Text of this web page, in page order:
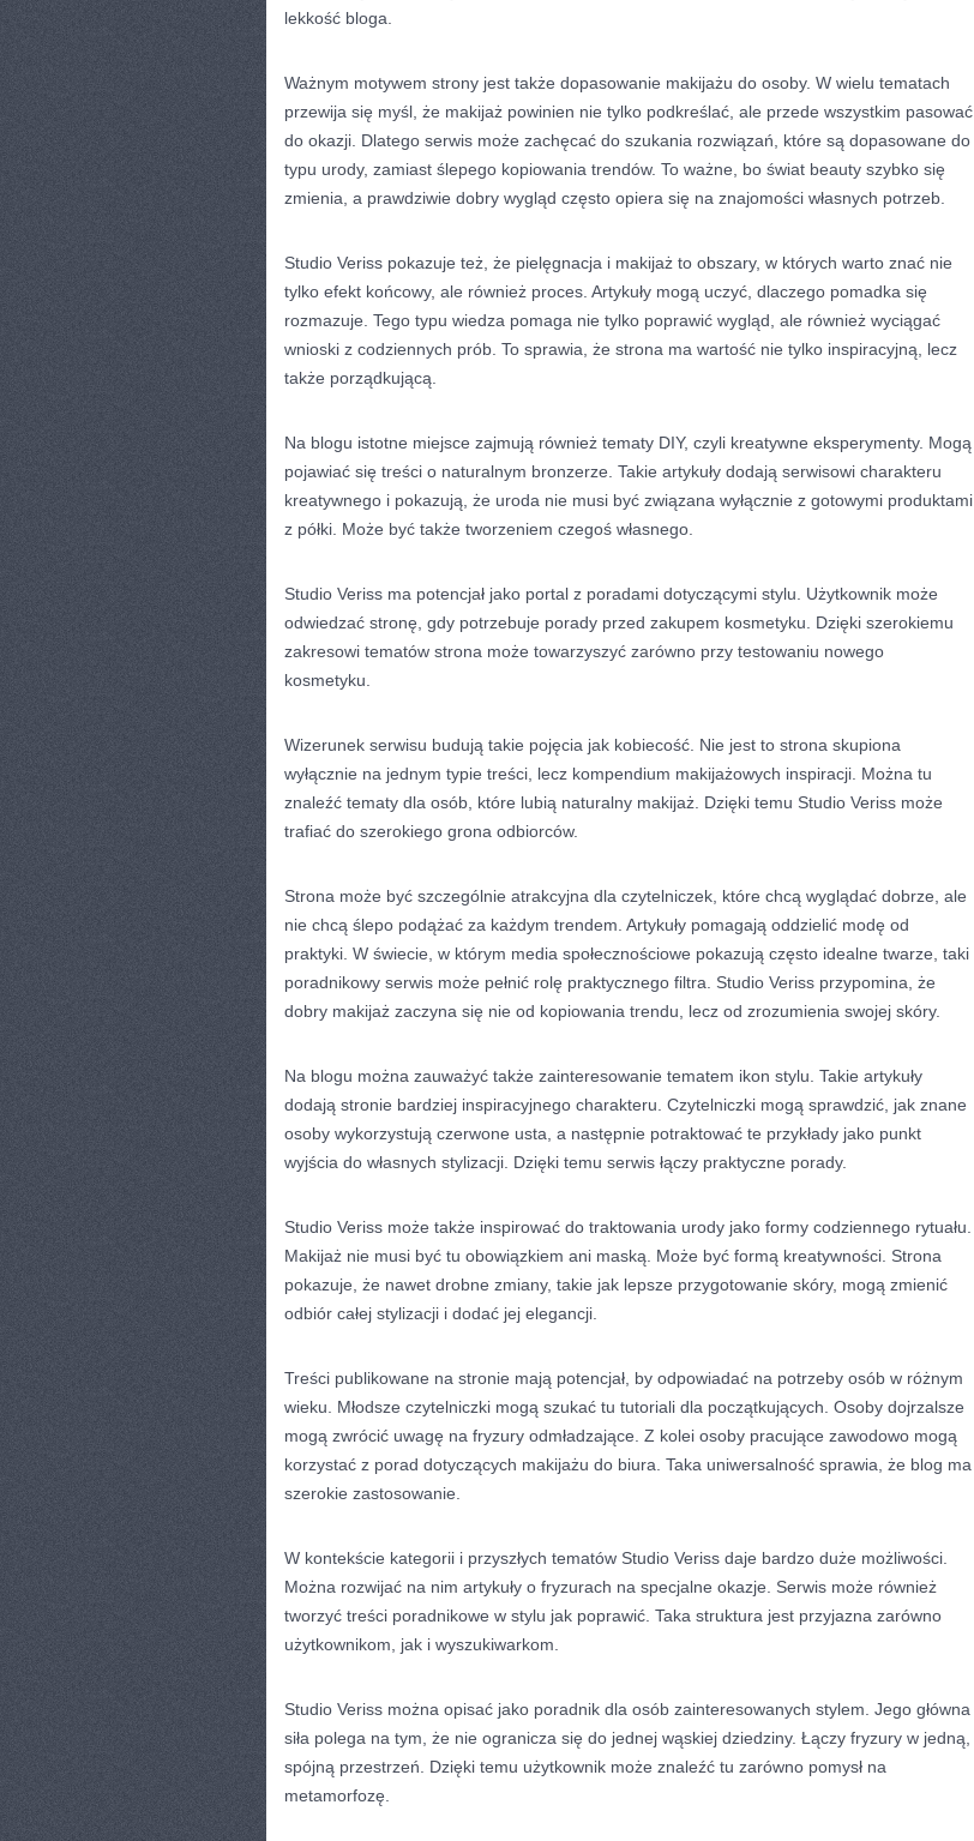
lekkość bloga.
Ważnym motywem strony jest także dopasowanie makijażu do osoby. W wielu tematach
przewija się myśl, że makijaż powinien nie tylko podkreślać, ale przede wszystkim pasować
do okazji. Dlatego serwis może zachęcać do szukania rozwiązań, które są dopasowane do
typu urody, zamiast ślepego kopiowania trendów. To ważne, bo świat beauty szybko się
zmienia, a prawdziwie dobry wygląd często opiera się na znajomości własnych potrzeb.
Studio Veriss pokazuje też, że pielęgnacja i makijaż to obszary, w których warto znać nie
tylko efekt końcowy, ale również proces. Artykuły mogą uczyć, dlaczego pomadka się
rozmazuje. Tego typu wiedza pomaga nie tylko poprawić wygląd, ale również wyciągać
wnioski z codziennych prób. To sprawia, że strona ma wartość nie tylko inspiracyjną, lecz
także porządkującą.
Na blogu istotne miejsce zajmują również tematy DIY, czyli kreatywne eksperymenty. Mogą
pojawiać się treści o naturalnym bronzerze. Takie artykuły dodają serwisowi charakteru
kreatywnego i pokazują, że uroda nie musi być związana wyłącznie z gotowymi produktami
z półki. Może być także tworzeniem czegoś własnego.
Studio Veriss ma potencjał jako portal z poradami dotyczącymi stylu. Użytkownik może
odwiedzać stronę, gdy potrzebuje porady przed zakupem kosmetyku. Dzięki szerokiemu
zakresowi tematów strona może towarzyszyć zarówno przy testowaniu nowego
kosmetyku.
Wizerunek serwisu budują takie pojęcia jak kobiecość. Nie jest to strona skupiona
wyłącznie na jednym typie treści, lecz kompendium makijażowych inspiracji. Można tu
znaleźć tematy dla osób, które lubią naturalny makijaż. Dzięki temu Studio Veriss może
trafiać do szerokiego grona odbiorców.
Strona może być szczególnie atrakcyjna dla czytelniczek, które chcą wyglądać dobrze, ale
nie chcą ślepo podążać za każdym trendem. Artykuły pomagają oddzielić modę od
praktyki. W świecie, w którym media społecznościowe pokazują często idealne twarze, taki
poradnikowy serwis może pełnić rolę praktycznego filtra. Studio Veriss przypomina, że
dobry makijaż zaczyna się nie od kopiowania trendu, lecz od zrozumienia swojej skóry.
Na blogu można zauważyć także zainteresowanie tematem ikon stylu. Takie artykuły
dodają stronie bardziej inspiracyjnego charakteru. Czytelniczki mogą sprawdzić, jak znane
osoby wykorzystują czerwone usta, a następnie potraktować te przykłady jako punkt
wyjścia do własnych stylizacji. Dzięki temu serwis łączy praktyczne porady.
Studio Veriss może także inspirować do traktowania urody jako formy codziennego rytuału.
Makijaż nie musi być tu obowiązkiem ani maską. Może być formą kreatywności. Strona
pokazuje, że nawet drobne zmiany, takie jak lepsze przygotowanie skóry, mogą zmienić
odbiór całej stylizacji i dodać jej elegancji.
Treści publikowane na stronie mają potencjał, by odpowiadać na potrzeby osób w różnym
wieku. Młodsze czytelniczki mogą szukać tu tutoriali dla początkujących. Osoby dojrzalsze
mogą zwrócić uwagę na fryzury odmładzające. Z kolei osoby pracujące zawodowo mogą
korzystać z porad dotyczących makijażu do biura. Taka uniwersalność sprawia, że blog ma
szerokie zastosowanie.
W kontekście kategorii i przyszłych tematów Studio Veriss daje bardzo duże możliwości.
Można rozwijać na nim artykuły o fryzurach na specjalne okazje. Serwis może również
tworzyć treści poradnikowe w stylu jak poprawić. Taka struktura jest przyjazna zarówno
użytkownikom, jak i wyszukiwarkom.
Studio Veriss można opisać jako poradnik dla osób zainteresowanych stylem. Jego główna
siła polega na tym, że nie ogranicza się do jednej wąskiej dziedziny. Łączy fryzury w jedną,
spójną przestrzeń. Dzięki temu użytkownik może znaleźć tu zarówno pomysł na
metamorfozę.